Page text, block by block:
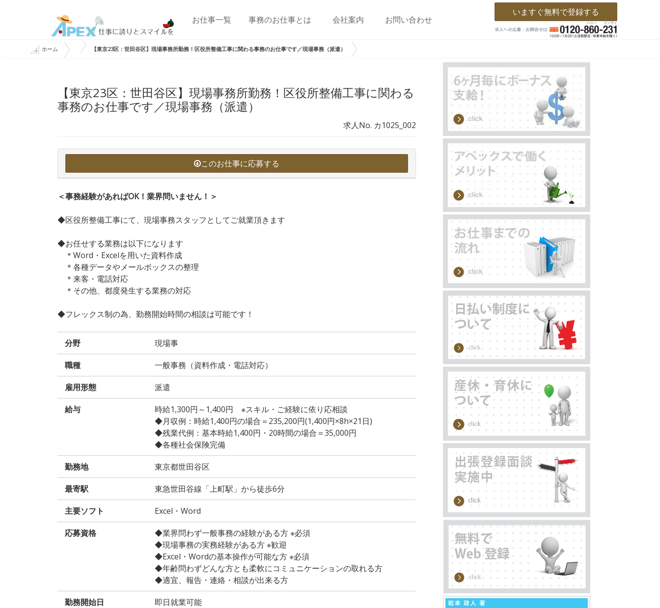
お仕事一覧 事務のお仕事とは 会社案内 お問い合わせ
いますぐ無料で登録する
ホーム 【東京23区：世田谷区】現場事務所勤務！区役所整備工事に関わる事務のお仕事です／現場事務（派遣）
【東京23区：世田谷区】現場事務所勤務！区役所整備工事に関わる
事務のお仕事です／現場事務（派遣）
求人No. カ1025_002
このお仕事に応募する
＜事務経験があればOK！業界問いません！＞
◆区役所整備工事にて、現場事務スタッフとしてご就業頂きます
◆お任せする業務は以下になります
＊Word・Excelを用いた資料作成
＊各種データやメールボックスの整理
＊来客・電話対応
＊その他、都度発生する業務の対応
◆フレックス制の為、勤務開始時間の相談は可能です！
分野 現場事
職種 一般事務（資料作成・電話対応）
雇用形態 派遣
給与
時給1,300円～1,400円 ※スキル・ご経験に依り応相談
◆月収例：時給1,400円の場合＝235,200円(1,400円×8h×21日)
◆残業代例：基本時給1,400円・20時間の場合＝35,000円
◆各種社会保険完備
勤務地 東京都世田谷区
最寄駅 東急世田谷線「上町駅」から徒歩6分
主要ソフト Excel・Word
応募資格
◆業界問わず一般事務の経験がある方 ※必須
◆現場事務の実務経験がある方 ※歓迎
◆Excel・Wordの基本操作が可能な方 ※必須
◆年齢問わずどんな方とも柔軟にコミュニケーションの取れる方
◆適宜、報告・連絡・相談が出来る方
勤務開始日 即日就業可能